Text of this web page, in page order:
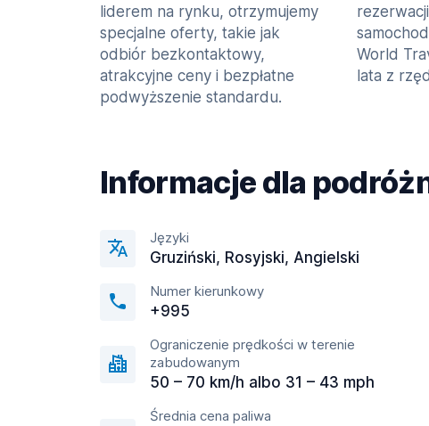
liderem na rynku, otrzymujemy
specjalne oferty, takie jak
odbiór bezkontaktowy,
atrakcyjne ceny i bezpłatne
podwyższenie standardu.
World
lata z
Informacje dla
Języki
Gruziński, Rosyjski, Angielski
Numer kierunkowy
+995
Ograniczenie prędkości w terenie
zabudowanym
50 – 70 km/h albo 31 – 43 mph
Średnia cena paliwa